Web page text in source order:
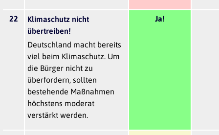
22
Klimaschutz nicht
übertreiben!
Deutschland macht bereits
viel beim Klimaschutz. Um
die Bürger nicht zu
überfordern, sollten
bestehende Maßnahmen
höchstens moderat
verstärkt werden.
Ja!